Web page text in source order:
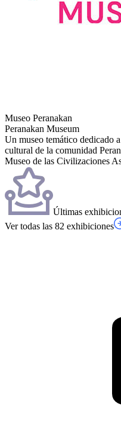
Museo Peranakan
Peranakan Museum
Un museo temático dedicado
cultural de la comunidad
Museo de las Civilizaciones
Últimas
Ver todas las 82 exhibiciones